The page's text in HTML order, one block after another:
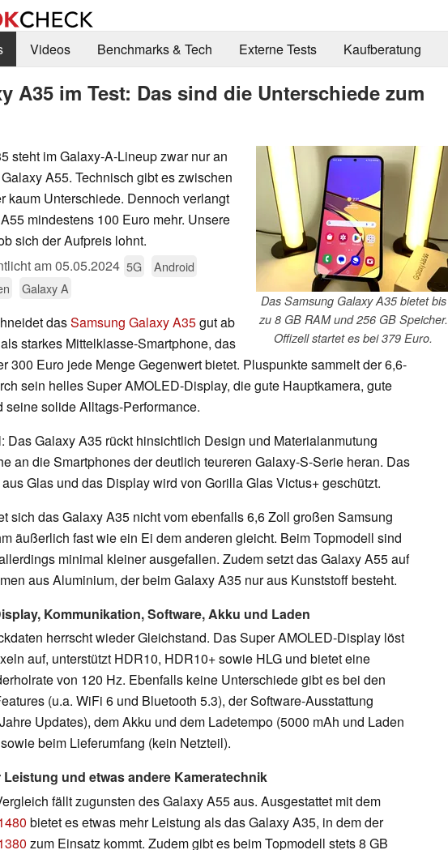
Videos Benchmarks & Tech Externe Tests Kaufberatung
A35 im Test: Das sind die Unterschiede zum
Das Samsung Galaxy A35 bietet bis
zu 8 GB RAM und 256 GB Speicher.
Offizell startet es bei 379 Euro.
steht im Galaxy-A-Lineup zwar nur an
A55. Technisch gibt es zwischen
kaum Unterschiede. Dennoch verlangt
mindestens 100 Euro mehr. Unsere
sich der Aufpreis lohnt.
am05.05.2024 5G
Android
Galaxy A
dasSamsung Galaxy A35gut ab
starkes Mittelklasse-Smartphone, das
300 Euro jede Menge Gegenwert bietet. Pluspunkte sammelt der 6,6-
sein helles Super AMOLED-Display, die gute Hauptkamera, gute
seine solide Alltags-Performance.
Das Galaxy A35 rückt hinsichtlich Design und Materialanmutung
an die Smartphones der deutlich teureren Galaxy-S-Serie heran. Das
Glas und das Display wird von Gorilla Glas Victus+ geschützt.
sich das Galaxy A35 nicht vom ebenfalls 6,6 Zoll großen Samsung
äußerlich fast wie ein Ei dem anderen gleicht. Beim Topmodell sind
minimal kleiner ausgefallen. Zudem setzt das Galaxy A55 auf
aus Aluminium, der beim Galaxy A35 nur aus Kunststoff besteht.
Kommunikation, Software, Akku und Laden
herrscht wieder Gleichstand. Das Super AMOLED-Display löst
auf, unterstützt HDR10, HDR10+ sowie HLG und bietet eine
von 120 Hz. Ebenfalls keine Unterschiede gibt es bei den
(u.a. WiFi 6 und Bluetooth 5.3), der Software-Ausstattung
Updates), dem Akku und dem Ladetempo (5000 mAh und Laden
beim Lieferumfang (kein Netzteil).
Leistung und etwas andere Kameratechnik
fällt zugunsten des Galaxy A55 aus. Ausgestattet mit dem
bietet es etwas mehr Leistung als das Galaxy A35, in dem der
zum Einsatz kommt. Zudem gibt es beim Topmodell stets 8 GB